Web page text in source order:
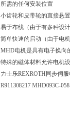
所需的任何安装位置
小齿轮和皮带轮的直接悬
易于布线（由于有多种设
简单快速的启动（由于电
MHD电机是具有电子换向
特殊的磁体材料允许电机
力士乐REXROTH同步伺
R911308217 MHD093C-